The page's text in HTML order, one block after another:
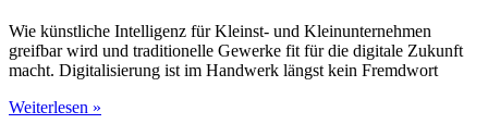
Wie künstliche Intelligenz für Kleinst- und Kleinunternehmen
greifbar wird und traditionelle Gewerke fit für die digitale Zukunft
macht. Digitalisierung ist im Handwerk längst kein Fremdwort
Weiterlesen »